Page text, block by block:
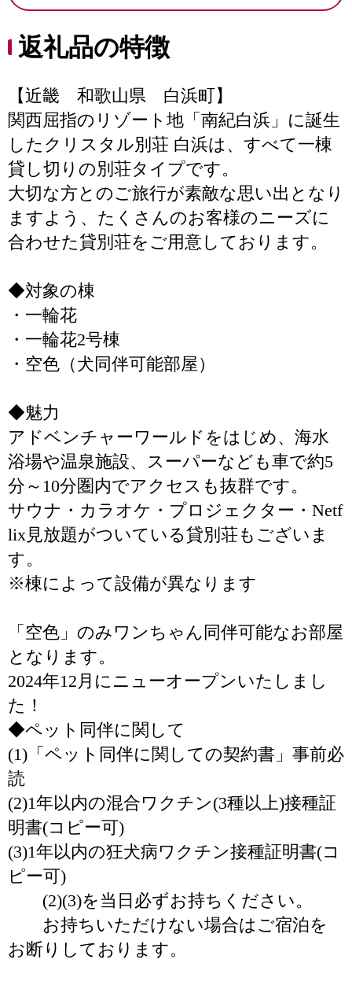
返礼品の特徴
【近畿 和歌山県 白浜町】
関西屈指のリゾート地「南紀白浜」に誕生
したクリスタル別荘 白浜は、すべて一棟
貸し切りの別荘タイプです。
大切な方とのご旅行が素敵な思い出となり
ますよう、たくさんのお客様のニーズに
合わせた貸別荘をご用意しております。
◆対象の棟
・一輪花
・一輪花2号棟
・空色（犬同伴可能部屋）
◆魅力
アドベンチャーワールドをはじめ、海水
浴場や温泉施設、スーパーなども車で約5
分～10分圏内でアクセスも抜群です。
サウナ・カラオケ・プロジェクター・Netf
lix見放題がついている貸別荘もございま
す。
※棟によって設備が異なります
「空色」のみワンちゃん同伴可能なお部屋
となります。
2024年12月にニューオープンいたしまし
た！
◆ペット同伴に関して
(1)「ペット同伴に関しての契約書」事前必
読
(2)1年以内の混合ワクチン(3種以上)接種証
明書(コピー可)
(3)1年以内の狂犬病ワクチン接種証明書(コ
ピー可)
(2)(3)を当日必ずお持ちください。
お持ちいただけない場合はご宿泊を
お断りしております。